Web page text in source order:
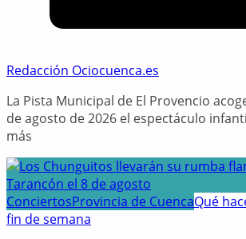
Redacción Ociocuenca.es
La Pista Municipal de El Provencio
de agosto de 2026 el espectáculo
más
ConciertosProvincia de CuencaQué
fin de semana